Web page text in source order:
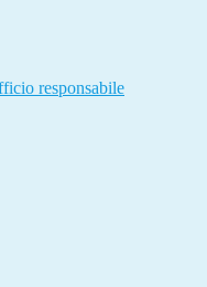
responsabile